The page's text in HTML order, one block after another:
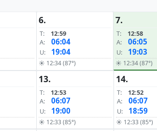
6.
T:
12:59
A:
06:04
U: 19:04
☀ 12:34 (87°)
7.
T:
12:58
A:
06:05
U: 19:03
☀ 12:34 (87°)
13.
T:
12:53
A:
06:07
U: 19:00
☀ 12:33 (85°)
14.
T:
12:52
A:
06:07
U: 18:59
☀ 12:33 (85°)